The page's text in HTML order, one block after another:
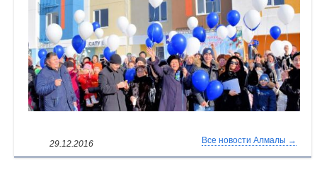
29.12.2016 Все новости Алмалы →